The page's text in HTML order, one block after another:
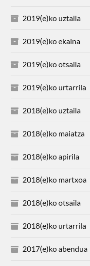
2019(e)ko uztaila
2019(e)ko ekaina
2019(e)ko otsaila
2019(e)ko urtarrila
2018(e)ko uztaila
2018(e)ko maiatza
2018(e)ko apirila
2018(e)ko martxoa
2018(e)ko otsaila
2018(e)ko urtarrila
2017(e)ko abendua